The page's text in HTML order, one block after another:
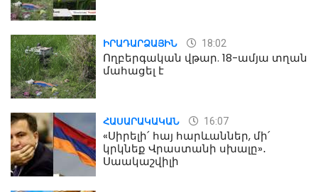
ԻՐԱԴԱՐՁԱՅԻՆ 18:02
Ողբերգական վթար. 18-ամյա տղան
մահացել է
ՀԱՍԱՐԱԿԱԿԱՆ 16:07
«Սիրելի՛ հայ հարևաններ, մի՛
կրկնեք Վրաստանի սխալը»․
Սաակաշվիլի